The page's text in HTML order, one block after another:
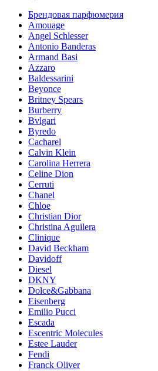
Брендовая парфюмерия
Amouage
Angel Schlesser
Antonio Banderas
Armand Basi
Azzaro
Baldessarini
Beyonce
Britney Spears
Burberry
Bvlgari
Byredo
Cacharel
Calvin Klein
Carolina Herrera
Celine Dion
Cerruti
Chanel
Chloe
Christian Dior
Christina Aguilera
Clinique
David Beckham
Davidoff
Diesel
DKNY
Dolce&Gabbana
Eisenberg
Emilio Pucci
Escada
Escentric Molecules
Estee Lauder
Fendi
Franck Oliver